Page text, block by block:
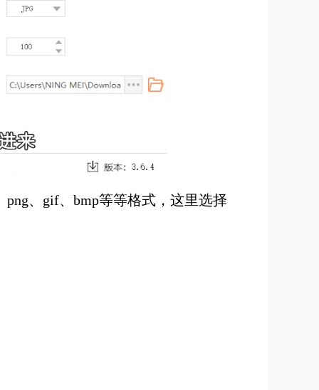
、gif、bmp等等格式，这里选择